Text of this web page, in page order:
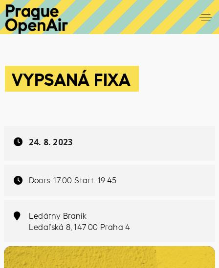
VYPSANÁ FIXA
24. 8. 2023
Doors: 17:00 Start: 19:45
Ledárny Braník
Ledařská 8, 147 00 Praha 4